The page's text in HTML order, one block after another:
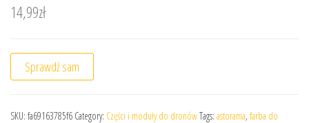
14,99zł
Sprawdź sam
SKU: fa69163785f6 Category: Części i moduły do dronówTags: astorama, farba do